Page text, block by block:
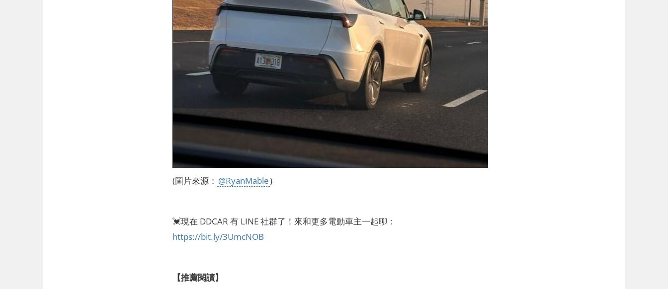
(圖片來源： @RyanMable)
💓現在 DDCAR 有 LINE 社群了！來和更多電動車主一起聊：
https://bit.ly/3UmcNOB
【推薦閱讀】